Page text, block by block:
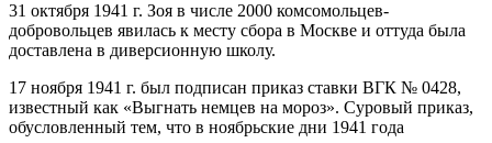
31 октября 1941 г. Зоя в числе 2000 комсомольцев-
добровольцев явилась к месту сбора в Москве и оттуда была
доставлена в диверсионную школу.
17 ноября 1941 г. был подписан приказ ставки ВГК № 0428,
известный как «Выгнать немцев на мороз». Суровый приказ,
обусловленный тем, что в ноябрьские дни 1941 года